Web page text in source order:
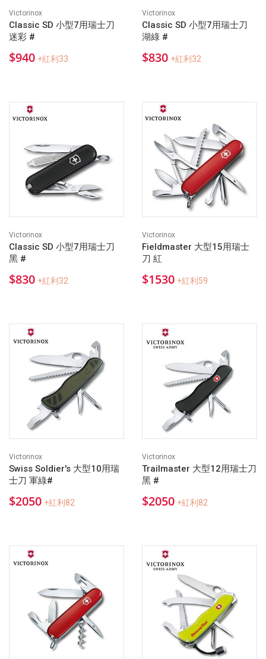
Victorinox
Classic SD 小型7用瑞士刀
迷彩 #
$940 +紅利33
Victorinox
Classic SD 小型7用瑞士刀
湖綠 #
$830 +紅利32
Victorinox
Classic SD 小型7用瑞士刀
黑 #
$830 +紅利32
Victorinox
Fieldmaster 大型15用瑞士
刀 紅
$1530 +紅利59
Victorinox
Swiss Soldier's 大型10用瑞
士刀 軍綠#
$2050 +紅利82
Victorinox
Trailmaster 大型12用瑞士刀
黑 #
$2050 +紅利82